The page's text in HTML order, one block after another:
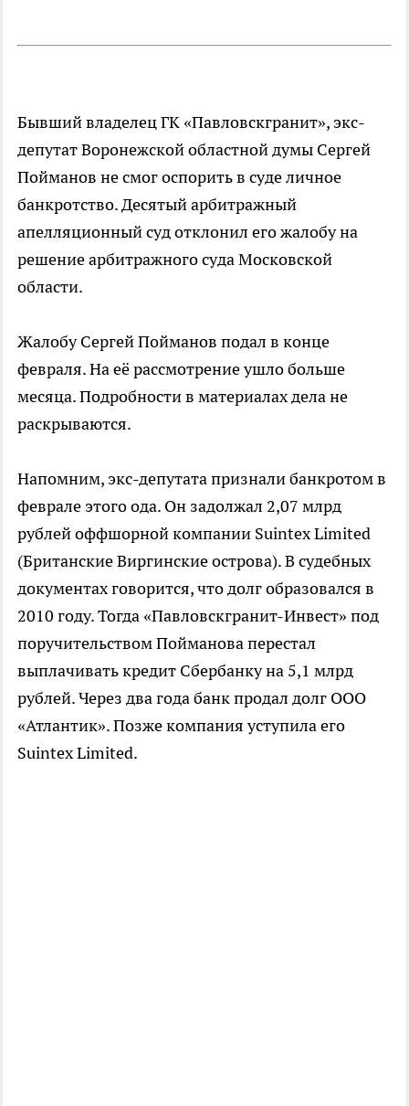
Бывший владелец ГК «Павловскгранит», экс-
депутат Воронежской областной думы Сергей
Пойманов не смог оспорить в суде личное
банкротство. Десятый арбитражный
апелляционный суд отклонил его жалобу на
решение арбитражного суда Московской
области.
Жалобу Сергей Пойманов подал в конце
февраля. На её рассмотрение ушло больше
месяца. Подробности в материалах дела не
раскрываются.
Напомним, экс-депутата признали банкротом в
феврале этого ода. Он задолжал 2,07 млрд
рублей оффшорной компании Suintex Limited
(Британские Виргинские острова). В судебных
документах говорится, что долг образовался в
2010 году. Тогда «Павловскгранит-Инвест» под
поручительством Пойманова перестал
выплачивать кредит Сбербанку на 5,1 млрд
рублей. Через два года банк продал долг ООО
«Атлантик». Позже компания уступила его
Suintex Limited.